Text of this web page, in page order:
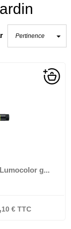
g...
10€TTC